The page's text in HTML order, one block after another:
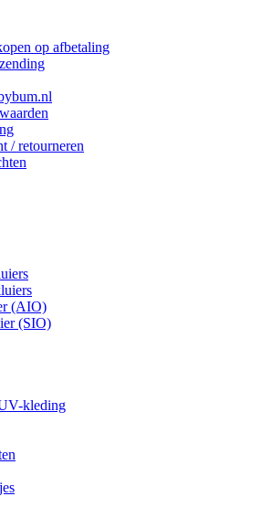
op afbetaling
/ retourneren
(AIO)
(SIO)
kleding